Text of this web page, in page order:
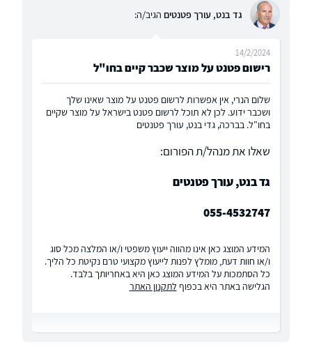
גד בנט, עורך פטנטים הגיב/ה:
רישום פטנט על מוצר שכבר קיים בחו"ל
14/2/2024
שלום הנרי, אין אפשרות לרשום פטנט על מוצר שאינו שלך
ושכבר ידוע. לכן לא תוכל לרשום פטנט בישראל על מוצר שקיים
בחו"ל. בברכה, גדי בנט, עורך פטנטים
שאלו את מנהל/ת הפורום:
גד בנט, עורך פטנטים
055-4532747
המידע המוצג כאן אינו מהווה ייעוץ משפטי ו/או המלצה מכל סוג
ו/או חוות דעת, מומלץ לפנות לייעוץ מקצועי טרם נקיטת כל הליך.
כל הסתמכות על המידע המוצג כאן היא באחריותך בלבד.
הגלישה באתר היא בכפוף לתקנון האתר